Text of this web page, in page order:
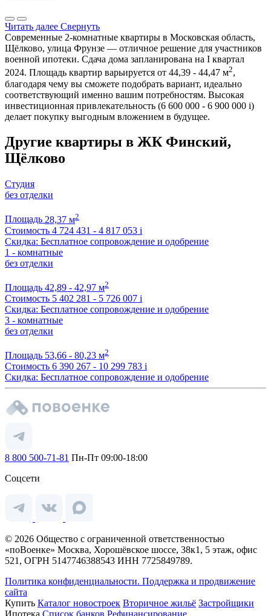
Читать далее Свернуть
Современные 2-комнатные квартиры в Московская область,
Щёлково, улица Фрунзе — отличное решение для участников
военной ипотеки. Сдача дома запланирована на I квартал
2024. Площадь квартир варьируется от 44,39 - 44,47 м2,
благодаря чему вы сможете подобрать вариант, идеально
соответствующий именно вашим потребностям. Высокая
инвестиционная привлекательность (6 600 000 - 6 900 000 i)
делает покупку выгодным вложением в будущее.
Другие квартиры в ЖК Финский,
Щёлково
Студия
без отделки
Площадь 28,37 м2
Стоимость 4 724 431 - 4 817 053 i
Скидка: Бесплатное сопровождение и одобрение
1 - комнатные
без отделки
Площадь 42,89 - 42,97 м2
Стоимость 5 402 281 - 5 726 007 i
Скидка: Бесплатное сопровождение и одобрение
3 - комнатные
без отделки
Площадь 53,66 - 80,23 м2
Стоимость 6 390 267 - 10 299 783 i
Скидка: Бесплатное сопровождение и одобрение
8 800 500-71-81 Пн-Пт 09:00-18:00
Соцсети
© 2026 Общество с ограниченной ответственностью
«поВоенке» Москва, Хорошёвское шоссе, 38к1, 5 этаж, офис
521, ОГРН 5147746388543 ИНН 7725849789.
Политика конфиденциальности. Поддержка и продвижение
сайта
Купить Каталог новостроек Вторичное жильё Застройщики